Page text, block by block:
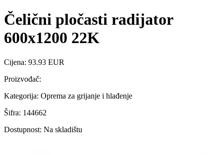
Čelični pločasti radijator
600x1200 22K
Cijena: 93.93 EUR
Proizvođač:
Kategorija: Oprema za grijanje i hlađenje
Šifra: 144662
Dostupnost: Na skladištu